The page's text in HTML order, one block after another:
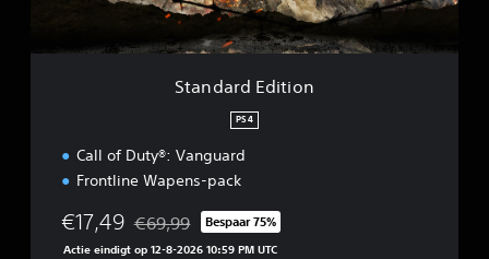
t
Standard Edition
PS4
Call of Duty®: Vanguard
Frontline Wapens-pack
€17,49 Korting ten opzichte van de oorspronkelijke prijs
€69,99 Bespaar 75%
Actie eindigt op 12-8-2026 10:59 PM UTC